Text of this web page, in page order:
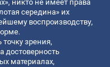
никто не имеет права
середина» их
воспроизводству,
зрения,
достоверность
материалах,